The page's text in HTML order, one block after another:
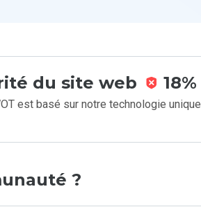
du site web 18%
est basé sur notre technologie
?